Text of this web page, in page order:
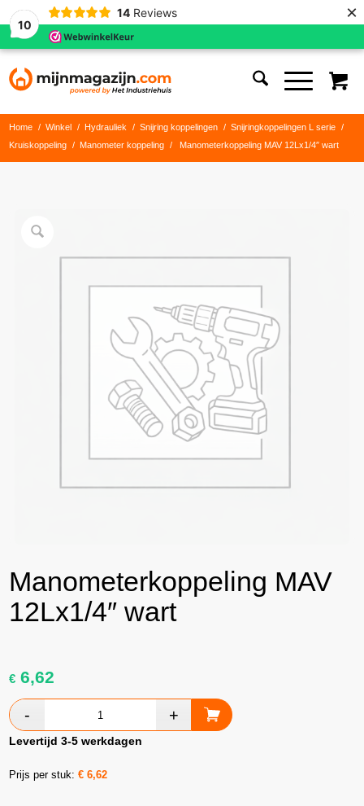
10
14 Reviews ×
Home / Winkel / Hydrauliek / Snijring koppelingen / Snijringkoppelingen L serie
/
Kruiskoppeling
/ Manometer koppeling / Manometerkoppeling MAV 12Lx1/4″ wart
Manometerkoppeling MAV
12Lx1/4″ wart
€ 6,62
Levertijd 3-5 werkdagen
Prijs per stuk:€6,62